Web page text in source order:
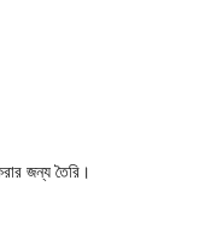
জন্য তৈরি।